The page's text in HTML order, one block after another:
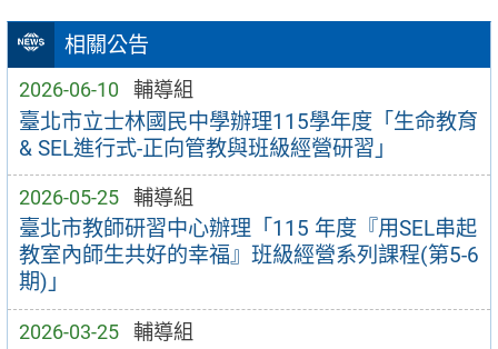
相關公告
2026-06-10 輔導組
臺北市立士林國民中學辦理115學年度「生命教育
& SEL進行式-正向管教與班級經營研習」
2026-05-25 輔導組
臺北市教師研習中心辦理「115 年度『用SEL串起
教室內師生共好的幸福』班級經營系列課程(第5-6
期)」
2026-03-25 輔導組